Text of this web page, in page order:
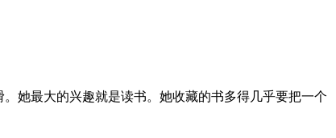
她最大的兴趣就是读书。她收藏的书多得几乎要把一个